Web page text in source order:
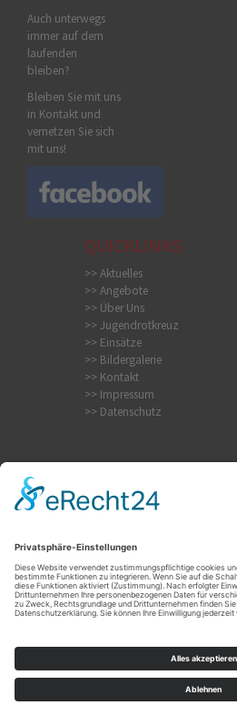
Auch unterwegs
immer auf dem
laufenden
bleiben?
Bleiben Sie mit uns
in Kontakt und
vernetzen Sie sich
mit uns!
QUICKLINKS
>> Aktuelles
>> Angebote
>> Über Uns
>> Jugendrotkreuz
>> Einsätze
>> Bildergalerie
>> Kontakt
>> Impressum
>> Datenschutz